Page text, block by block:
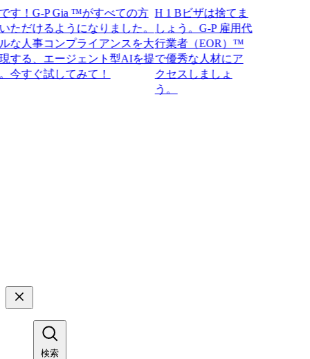
G-P Gia ™がすべての方
けるようになりました。
事コンプライアンスを大
、エージェント型AIを提
ぐ試してみて！​​
H 1 Bビザは捨てま
しょう。G-P 雇用代
行業者（EOR）™
で優秀な人材にア
クセスしましょ
う。​​
検索​​